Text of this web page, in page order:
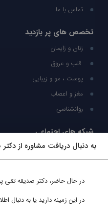
تماس با ما
تخصص های پر بازدید
زنان و زایمان
قلب و عروق
پوست ، مو و زیبایی
مغز و اعصاب
روانشناسی
شبکه های اجتماعی
ما را در شبکه های اجتماعی دنبال
به دنبال دریافت مشاوره از
در حال حاضر، دکتر صدیقه تقی
در این زمینه دارید یا به دنبال